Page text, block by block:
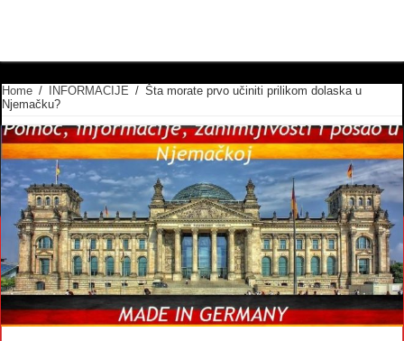
Home / INFORMACIJE / Šta morate prvo učiniti prilikom dolaska u
Njemačku?